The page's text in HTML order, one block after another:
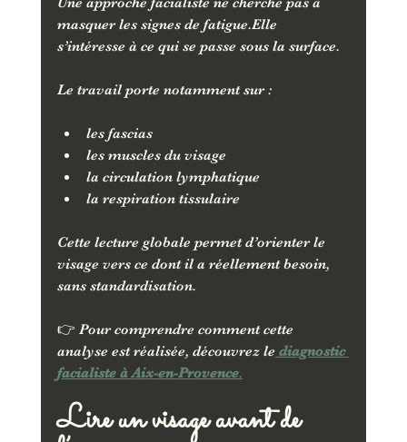
masquer les signes de fatigue.Elle
s’intéresse à ce qui se passe sous la surface.
Le travail porte notamment sur :
les fascias
les muscles du visage
la circulation lymphatique
la respiration tissulaire
Cette lecture globale permet d’orienter le
visage vers ce dont il a réellement besoin,
sans standardisation.
👉 Pour comprendre comment cette
analyse est réalisée, découvrez le diagnostic
facialiste à Aix-en-Provence.
Lire un visage avant de